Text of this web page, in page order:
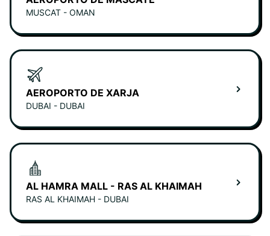
MUSCAT - OMAN
AEROPORTO DE XARJA
DUBAI - DUBAI
AL HAMRA MALL - RAS AL KHAIMAH
RAS AL KHAIMAH - DUBAI